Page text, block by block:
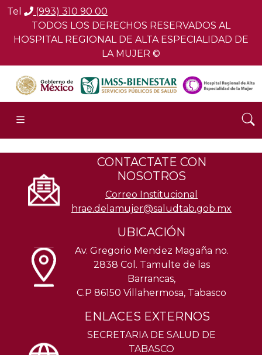
Tel
(993) 310 90 00
TODOS LOS DERECHOS RESERVADOS AL
HOSPITAL REGIONAL DE ALTA ESPECIALIDAD DE
LA MUJER ©
CONTACTATE CON
NOSOTROS
Correo Institucional
hrae.delamujer@saludtab.gob.mx
UBICACIÓN
Av. Gregorio Mendez Magaña no.
2838 Col. Tamulte de las
Barrancas,
C.P 86150 Villahermosa, Tabasco
ENLACES EXTERNOS
SECRETARIA DE SALUD DE
TABASCO